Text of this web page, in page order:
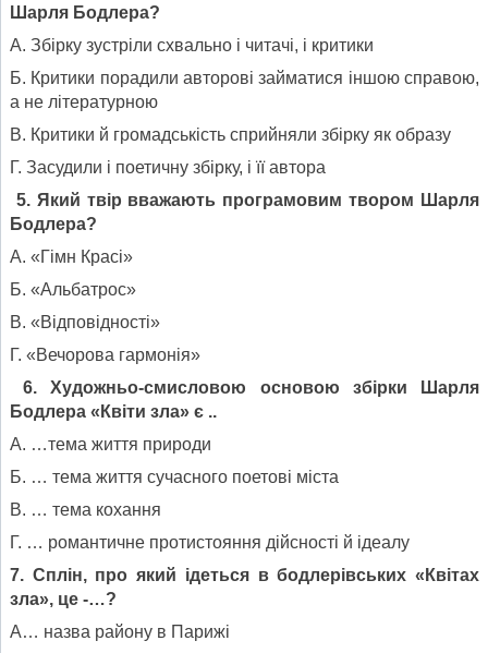
Шарля Бодлера?
А. Збірку зустріли схвально і читачі, і критики
Б. Критики порадили авторові займатися іншою справою,
а не літературною
В. Критики й громадськість сприйняли збірку як образу
Г. Засудили і поетичну збірку, і її автора
5. Який твір вважають програмовим твором Шарля
Бодлера?
А. «Гімн Красі»
Б. «Альбатрос»
В. «Відповідності»
Г. «Вечорова гармонія»
6.Художньо-смисловою основою збірки Шарля
Бодлера «Квіти зла» є ..
А. …тема життя природи
Б. … тема життя сучасного поетові міста
В. … тема кохання
Г. … романтичне протистояння дійсності й ідеалу
7. Сплін, про який ідеться в бодлерівських «Квітах
зла», це -…?
А… назва району в Парижі